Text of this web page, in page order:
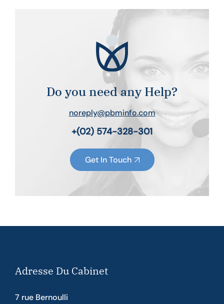
Do you need any Help?
noreply@pbminfo.com
+(02) 574-328-301
Get In Touch
Adresse Du Cabinet
7 rue Bernoulli